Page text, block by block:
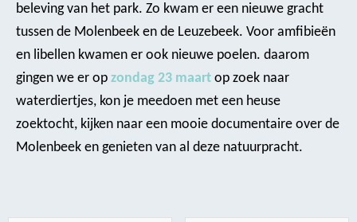
beleving van het park. Zo kwam er een nieuwe gracht
tussen de Molenbeek en de Leuzebeek. Voor amfibieën
en libellen kwamen er ook nieuwe poelen. daarom
gingen we er op zondag 23 maart op zoek naar
waterdiertjes, kon je meedoen met een heuse
zoektocht, kijken naar een mooie documentaire over de
Molenbeek en genieten van al deze natuurpracht.